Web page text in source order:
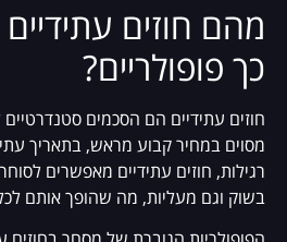
מהם חוזים
כך פופולריים?
חוזים עתידיים הם הסכמים
מסוים במחיר קבוע מראש, בתאריך
רגילות, חוזים עתידיים מאפשרים
בשוק וגם מעליות, מה שהופך אותם